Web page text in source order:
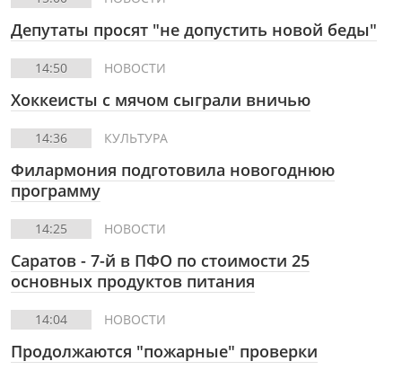
Депутаты просят "не допустить новой беды"
14:50 НОВОСТИ
Хоккеисты с мячом сыграли вничью
14:36 КУЛЬТУРА
Филармония подготовила новогоднюю
программу
14:25 НОВОСТИ
Саратов - 7-й в ПФО по стоимости 25
основных продуктов питания
14:04 НОВОСТИ
Продолжаются "пожарные" проверки